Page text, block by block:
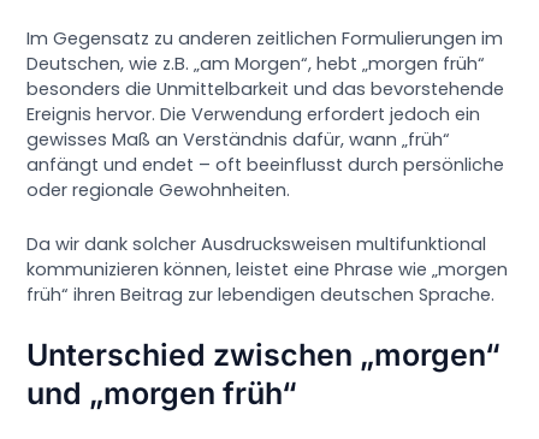
Im Gegensatz zu anderen zeitlichen Formulierungen im
Deutschen, wie z.B. „am Morgen“, hebt „morgen früh“
besonders die Unmittelbarkeit und das bevorstehende
Ereignis hervor. Die Verwendung erfordert jedoch ein
gewisses Maß an Verständnis dafür, wann „früh“
anfängt und endet – oft beeinflusst durch persönliche
oder regionale Gewohnheiten.
Da wir dank solcher Ausdrucksweisen multifunktional
kommunizieren können, leistet eine Phrase wie „morgen
früh“ ihren Beitrag zur lebendigen deutschen Sprache.
Unterschied zwischen „morgen“
und „morgen früh“